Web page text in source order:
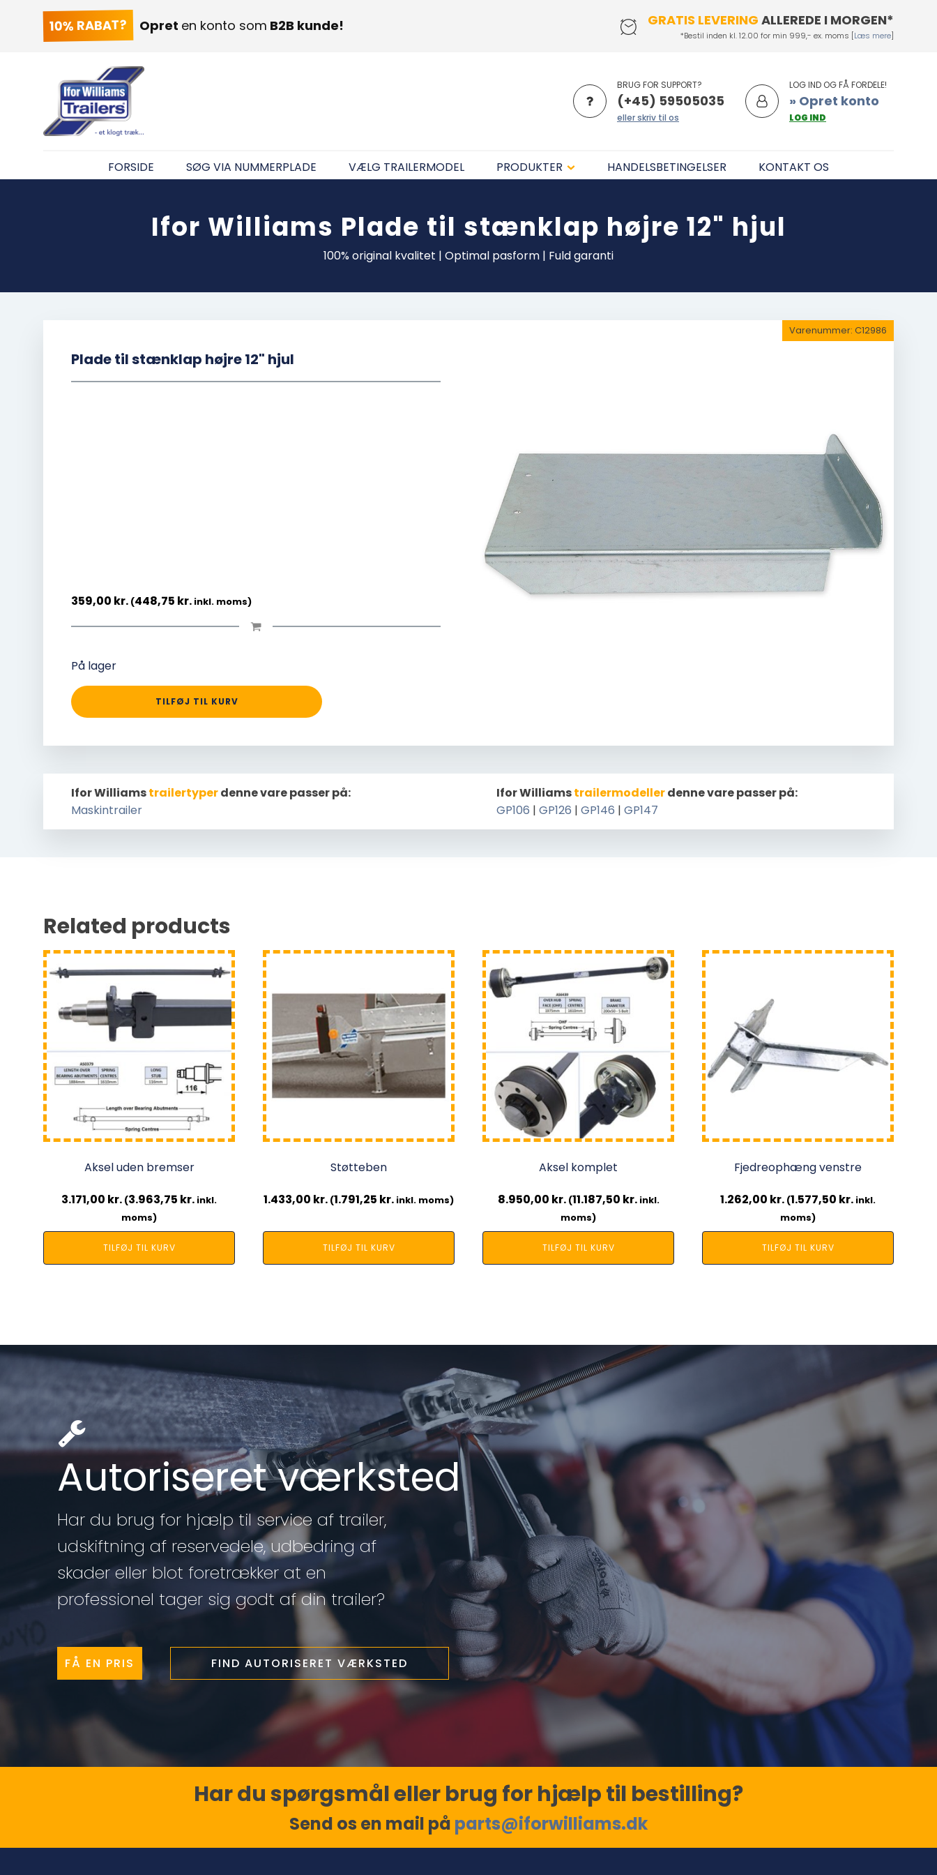
10% RABAT? Opret en konto som B2B kunde! GRATIS LEVERING ALLEREDE I MORGEN*
*Bestil inden kl. 12.00 for min 999,- ex. moms [Læs mere]
BRUG FOR SUPPORT?
(+45) 59505035
eller skriv til os
LOG IND OG FÅ FORDELE!
» Opret konto
LOG IND
FORSIDE SØG VIA NUMMERPLADE VÆLG TRAILERMODEL PRODUKTER HANDELSBETINGELSER KONTAKT OS
Ifor Williams Plade til stænklap højre 12" hjul
100% original kvalitet | Optimal pasform | Fuld garanti
Plade til stænklap højre 12" hjul
359,00 kr. (448,75 kr. inkl. moms)
På lager
TILFØJ TIL KURV
Varenummer: C12986
Ifor Williamstrailertyperdenne vare passer på:
Maskintrailer
Ifor Williamstrailermodellerdenne vare passer på:
GP106 | GP126 | GP146 | GP147
Related products
Aksel uden bremser
3.171,00 kr. (3.963,75 kr. inkl.
moms)
TILFØJ TIL KURV
Støtteben
1.433,00 kr. (1.791,25 kr. inkl. moms)
TILFØJ TIL KURV
Aksel komplet
8.950,00 kr. (11.187,50 kr.inkl.
moms)
TILFØJ TIL KURV
Fjedreophæng venstre
1.262,00 kr. (1.577,50 kr. inkl.
moms)
TILFØJ TIL KURV
Autoriseret værksted
Har du brug for hjælp til service af trailer,
udskiftning af reservedele, udbedring af
skader eller blot foretrækker at en
professionel tager sig godt af din trailer?
FÅ EN PRIS FIND AUTORISERET VÆRKSTED
Har du spørgsmål eller brug for hjælp til bestilling?
Send os en mail på parts@iforwilliams.dk